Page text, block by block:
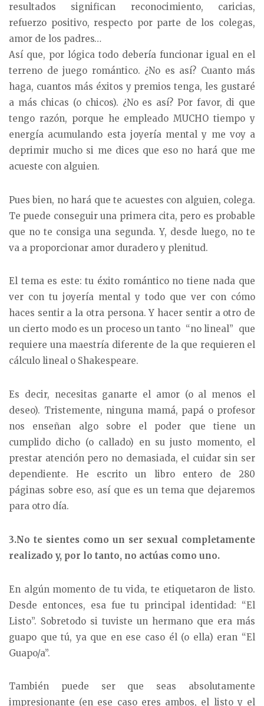
resultados significan reconocimiento, caricias,
refuerzo positivo, respecto por parte de los colegas,
amor de los padres…
Así que, por lógica todo debería funcionar igual en el
terreno de juego romántico. ¿No es así? Cuanto más
haga, cuantos más éxitos y premios tenga, les gustaré
a más chicas (o chicos). ¿No es así? Por favor, di que
tengo razón, porque he empleado MUCHO tiempo y
energía acumulando esta joyería mental y me voy a
deprimir mucho si me dices que eso no hará que me
acueste con alguien.
Pues bien, no hará que te acuestes con alguien, colega.
Te puede conseguir una primera cita, pero es probable
que no te consiga una segunda. Y, desde luego, no te
va a proporcionar amor duradero y plenitud.
El tema es este: tu éxito romántico no tiene nada que
ver con tu joyería mental y todo que ver con cómo
haces sentir a la otra persona. Y hacer sentir a otro de
un cierto modo es un proceso un tanto “no lineal” que
requiere una maestría diferente de la que requieren el
cálculo lineal o Shakespeare.
Es decir, necesitas ganarte el amor (o al menos el
deseo). Tristemente, ninguna mamá, papá o profesor
nos enseñan algo sobre el poder que tiene un
cumplido dicho (o callado) en su justo momento, el
prestar atención pero no demasiada, el cuidar sin ser
dependiente. He escrito un libro entero de 280
páginas sobre eso, así que es un tema que dejaremos
para otro día.
3.No te sientes como un ser sexual completamente
realizado y, por lo tanto, no actúas como uno.
En algún momento de tu vida, te etiquetaron de listo.
Desde entonces, esa fue tu principal identidad: “El
Listo”. Sobretodo si tuviste un hermano que era más
guapo que tú, ya que en ese caso él (o ella) eran “El
Guapo/a”.
También puede ser que seas absolutamente
impresionante (en ese caso eres ambos, el listo y el